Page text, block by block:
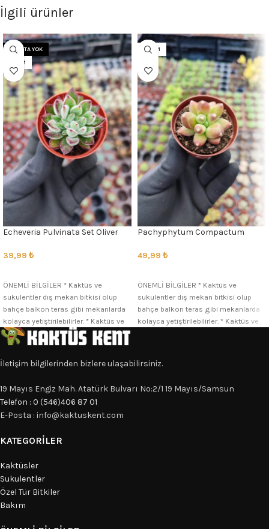
İlgili ürünler
STOKTA YOK
5.5CM
Echeveria Pulvinata Set Oliver
39,99 ₺
ÖNEMLİ BİLGİLER * Kaktüs ve
sukulentler dış mekan bitkisi olup
bahçe balkon teras gibi mekanlarda
kolayca yetiştirilebilirler. * Kaktüs ve
5.5CM
Pachyphytum Compactum
49,99 ₺
ÖNEMLİ BİLGİLER * Kaktüs ve
sukulentler dış mekan bitkisi olup
bahçe balkon teras gibi mekanlarda
kolayca yetiştirilebilirler. * Kaktüs ve
İletişim bilgilerinden bizlere ulaşabilirsiniz.
19 Mayıs Engiz Mah. Atatürk Bulvarı No:2/1 19 Mayıs/Samsun
Telefon : 0 (546)406 87 01
E-Posta : info@kaktuskent.com
KATEGORILER
Kaktüsler
Sukulentler
Özel Tür Bitkiler
Bakım